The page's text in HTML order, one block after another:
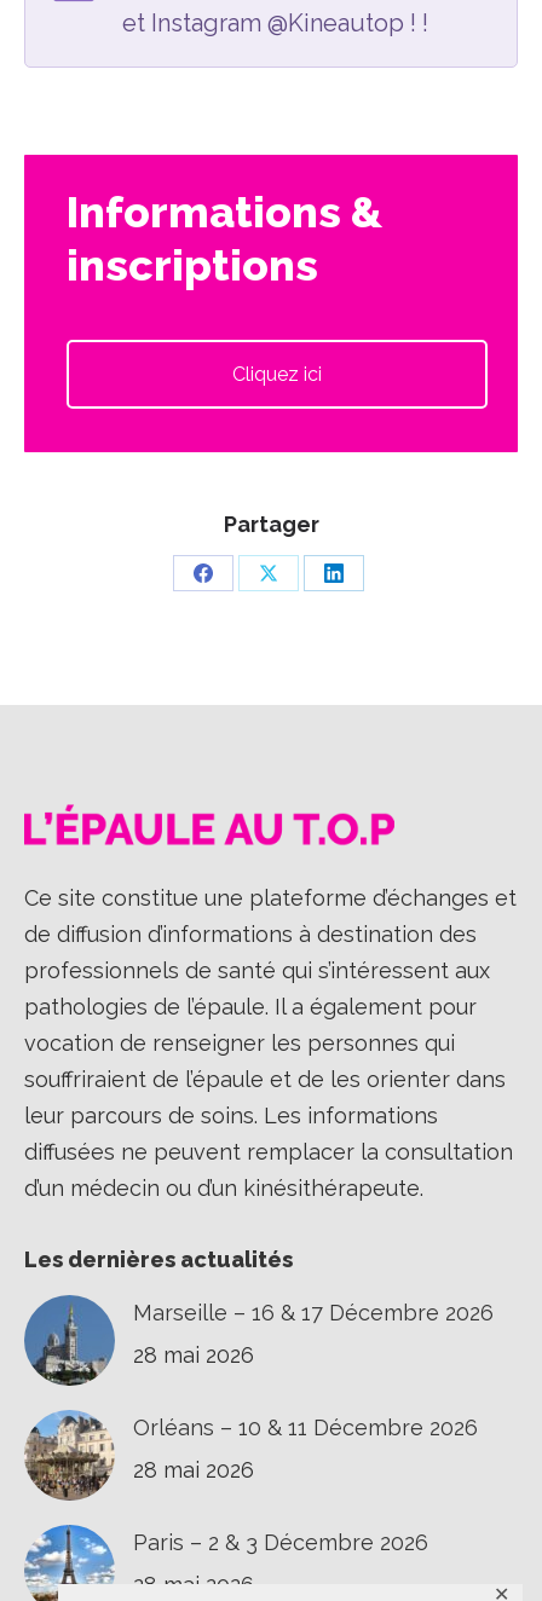
✕
et Instagram @Kineautop ! !
Informations &
inscriptions
Cliquez ici
Partager
PartagerPartagerPartager
Ce site constitue une plateforme d’échanges et
de diffusion d’informations à destination des
professionnels de santé qui s’intéressent aux
pathologies de l’épaule. Il a également pour
vocation de renseigner les personnes qui
souffriraient de l’épaule et de les orienter dans
leur parcours de soins. Les informations
diffusées ne peuvent remplacer la consultation
d’un médecin ou d’un kinésithérapeute.
Les dernières actualités
Marseille – 16 & 17 Décembre 2026
28 mai 2026
Orléans – 10 & 11 Décembre 2026
28 mai 2026
Paris – 2 & 3 Décembre 2026
28 mai 2026